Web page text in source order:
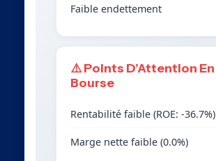
Faible endettement
⚠️ Points D’Attention En
Bourse
Rentabilité faible (ROE: -36.7%)
Marge nette faible (0.0%)